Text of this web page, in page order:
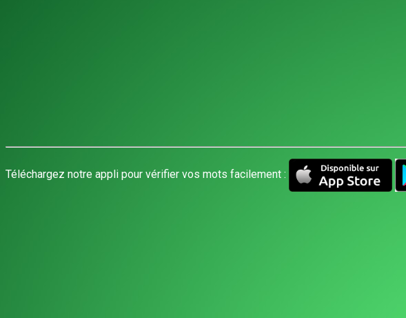
Téléchargez notre appli pour vérifier vos mots facilement :